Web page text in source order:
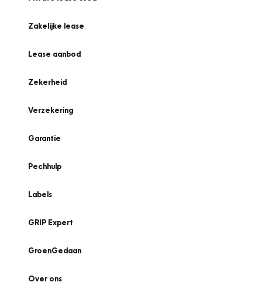
Zakelijke lease
Lease aanbod
Zekerheid
Verzekering
Garantie
Pechhulp
Labels
GRIP Expert
GroenGedaan
Over ons